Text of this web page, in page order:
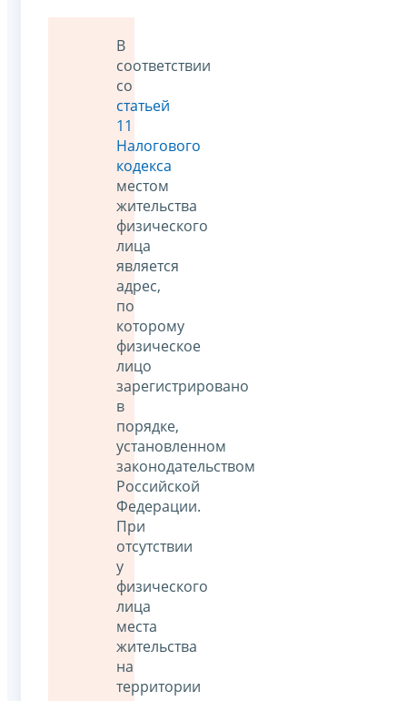
В
соответствии
со
статьей
11
Налогового
кодекса
местом
жительства
физического
лица
является
адрес,
по
которому
физическое
лицо
зарегистрировано
в
порядке,
установленном
законодательством
Российской
Федерации.
При
отсутствии
у
физического
лица
места
жительства
на
территории